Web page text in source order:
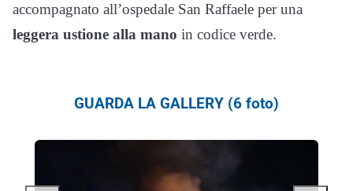
accompagnato all’ospedale San Raffaele per una
leggera ustione alla mano in codice verde.
GUARDA LA GALLERY (6 foto)